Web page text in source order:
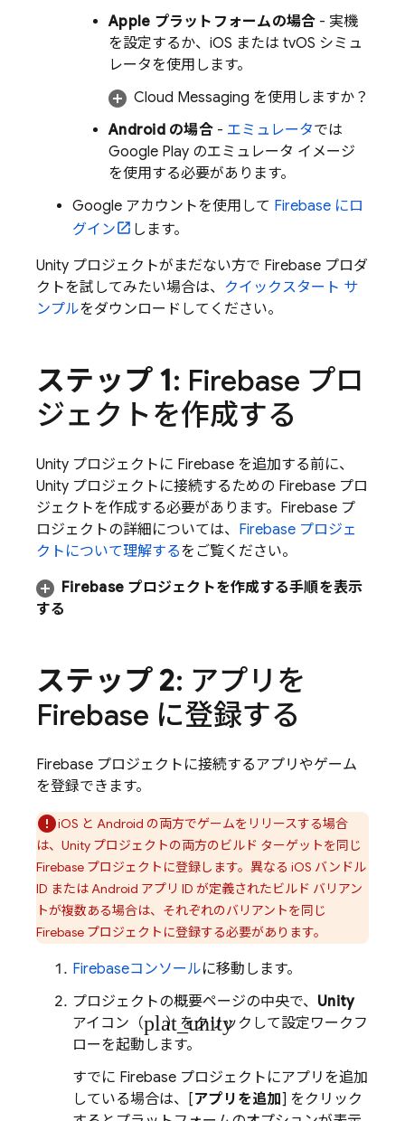
Apple プラットフォームの場合 - 実機
を設定するか、iOS または tvOS シミュ
レータを使用します。
Cloud Messaging を使用しますか？
Android の場合- エミュレータでは
Google Play のエミュレータ イメージ
を使用する必要があります。
Google アカウントを使用して Firebase にロ
グイン
します。
Unity プロジェクトがまだない方で Firebase プロダ
クトを試してみたい場合は、 クイックスタート サ
ンプルをダウンロードしてください。
ステップ 1: Firebase プロ
ジェクトを作成する
Unity プロジェクトに Firebase を追加する前に、
Unity プロジェクトに接続するための Firebase プロ
ジェクトを作成する必要があります。Firebase プ
ロジェクトの詳細については、 Firebase プロジェ
クトについて理解するをご覧ください。
Firebase プロジェクトを作成する手順を表示
する
ステップ 2: アプリを
Firebase に登録する
Firebase プロジェクトに接続するアプリやゲーム
を登録できます。
iOS と Android の両方でゲームをリリースする場合
は、Unity プロジェクトの両方のビルド ターゲットを同じ
Firebase プロジェクトに登録します。異なる iOS バンドル
ID または Android アプリ ID が定義されたビルド バリアン
トが複数ある場合は、それぞれのバリアントを同じ
Firebase プロジェクトに登録する必要があります。
Firebaseコンソールに移動します。
プロジェクトの概要ページの中央で、 Unity
アイコン（plat_unity
）をクリックして設定ワークフ
ローを起動します。
すでに Firebase プロジェクトにアプリを追加
している場合は、[アプリを追加] をクリック